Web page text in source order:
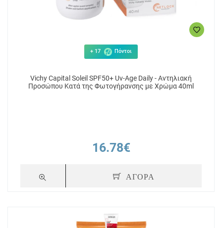
+ 17 Πόντοι
Vichy Capital Soleil SPF50+ Uv-Age Daily - Αντηλιακή
Προσώπου Κατά της Φωτογήρανσης με Χρώμα 40ml
16.78€
ΑΓΟΡΑ